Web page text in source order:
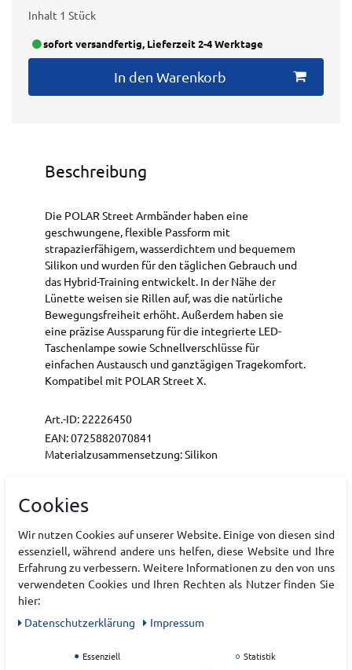
Inhalt 1 Stück
sofort versandfertig, Lieferzeit 2-4 Werktage
In den Warenkorb
Beschreibung
Die POLAR Street Armbänder haben eine
geschwungene, flexible Passform mit
strapazierfähigem, wasserdichtem und bequemem
Silikon und wurden für den täglichen Gebrauch und
das Hybrid-Training entwickelt. In der Nähe der
Lünette weisen sie Rillen auf, was die natürliche
Bewegungsfreiheit erhöht. Außerdem haben sie
eine präzise Aussparung für die integrierte LED-
Taschenlampe sowie Schnellverschlüsse für
einfachen Austausch und ganztägigen Tragekomfort.
Kompatibel mit POLAR Street X.
Art.-ID: 22226450
EAN:0725882070841
Materialzusammensetzung: Silikon
Hersteller
POLAR
EU Verantwortlicher
Cookies
Wir nutzen Cookies auf unserer Website. Einige von diesen sind
essenziell, während andere uns helfen, diese Website und Ihre
Erfahrung zu verbessern. Weitere Informationen zu den von uns
verwendeten Cookies und Ihren Rechten als Nutzer finden Sie
hier:
Daten­schutz­erklärung
Impressum
Essenziell
Statistik